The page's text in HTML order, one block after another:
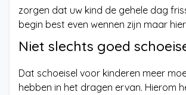
zorgen dat uw kind de gehele dag
begin best even wennen zijn maar
Niet slechts goed
Dat schoeisel voor kinderen meer
hebben in het dragen ervan. Hierom